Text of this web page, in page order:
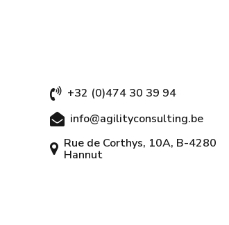
+32 (0)474 30 39 94
info@agilityconsulting.be
Rue de Corthys, 10A, B-4280
Hannut